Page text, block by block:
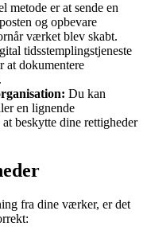
metode er at sende en
og opbevare
værket blev skabt.
tidsstemplingstjeneste
at dokumentere
Du kan
en lignende
beskytte dine rettigheder
fra dine værker, er det